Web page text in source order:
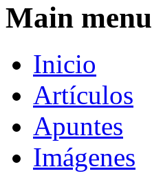
Main menu
Inicio
Artículos
Apuntes
Imágenes